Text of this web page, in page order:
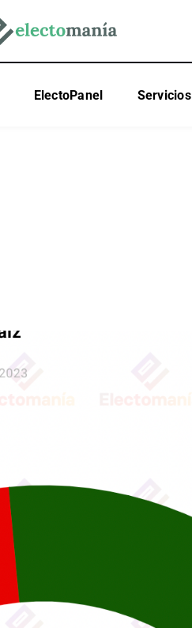
ElectoPanel Servicios